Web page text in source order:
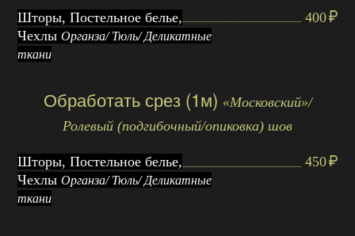
Шторы, Постельное белье,
ЧехлыОрганза/ Тюль/ Деликатные
ткани
400
Обработать срез (1м) «Московский»/
Ролевый (подгибочный/опиковка) шов
Шторы, Постельное белье,
ЧехлыОрганза/ Тюль/ Деликатные
ткани
450